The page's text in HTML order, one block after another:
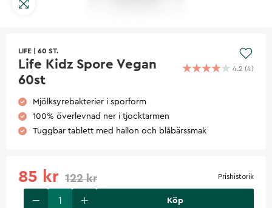
LIFE 60 ST.
Life Kidz Spore Vegan
60st
4.2 (4)
Mjölksyrebakterier i sporform
100% överlevnad ner i tjocktarmen
Tuggbar tablett med hallon och blåbärssmak
85 kr 122 kr Prishistorik
Köp